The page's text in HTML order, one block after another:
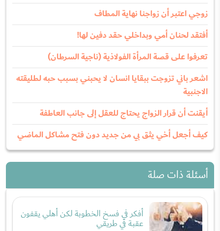
زوجي اعتبر أن زواجنا نهاية المطاف
أفتقد لحنان أمي وبداخلي حقد دفين لها!
تعرفوا على قصة المرأة الفولاذية (ناجية السرطان)
اشعر باني تزوجت ببقايا انسان لا يحبني بسبب حبه لطليقته
الاجنبية
أيقنت أن قرار الزواج يحتاج للعقل إلى جانب العاطفة
كيف أجعل أخي يثق بي من جديد دون فتح مشاكل الماضي
أسئلة ذات صلة
أفكر في فسخ الخطوبة لكن أهلي يقفون
عقبة في طريقي